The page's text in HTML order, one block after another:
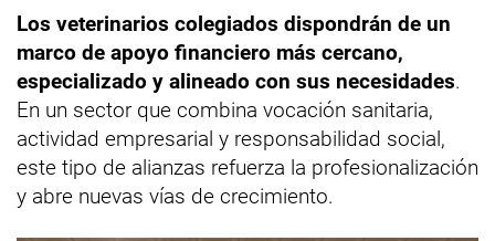
Los veterinarios colegiados dispondrán de un
marco de apoyo financiero más cercano,
especializado y alineado con sus necesidades.
En un sector que combina vocación sanitaria,
actividad empresarial y responsabilidad social,
este tipo de alianzas refuerza la profesionalización
y abre nuevas vías de crecimiento.